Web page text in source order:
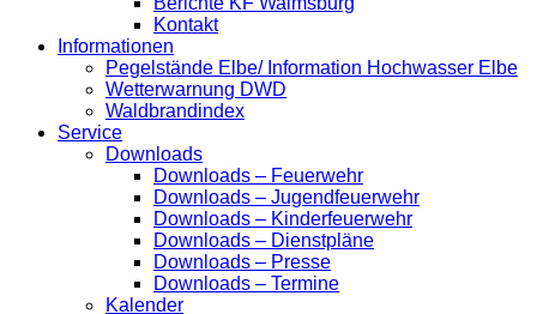
Kontakt
Informationen
Pegelstände Elbe/ Information Hochwasser Elbe
Wetterwarnung DWD
Waldbrandindex
Service
Downloads
Downloads – Feuerwehr
Downloads – Jugendfeuerwehr
Downloads – Kinderfeuerwehr
Downloads – Dienstpläne
Downloads – Presse
Downloads – Termine
Kalender